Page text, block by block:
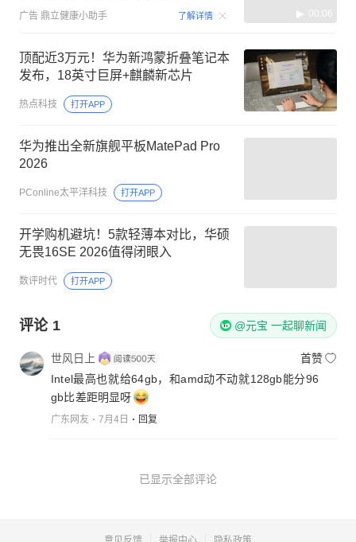
广告 鼎立健康小助手 了解详情 00:06
顶配近3万元！华为新鸿蒙折叠笔记本
发布，18英寸巨屏+麒麟新芯片
热点科技 打开APP
华为推出全新旗舰平板MatePad Pro
2026
PConline太平洋科技 打开APP
开学购机避坑！5款轻薄本对比，华硕
无畏16SE 2026值得闭眼入
数评时代 打开APP
评论 1 @元宝 一起聊新闻
世风日上
首赞
Intel最高也就给64gb，和amd动不动就128gb能分96
gb比差距明显呀
广东网友 7月4日 回复
已显示全部评论